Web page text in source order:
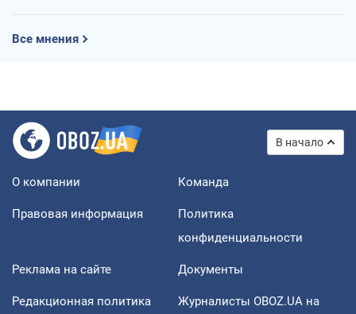
Все мнения
В начало
О компании Команда
Правовая информация
Политика
конфиденциальности
Реклама на сайте Документы
Редакционная политика
Журналисты OBOZ.UA на